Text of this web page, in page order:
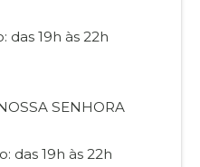
das 19h às 22h
SENHORA
das 19h às 22h